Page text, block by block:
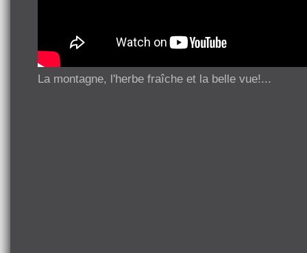
La montagne, l'herbe fraîche et la belle vue!...